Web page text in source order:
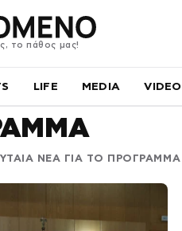
το πάθος μας!
LIFE MEDIA VIDEO
ΝΕΑ ΓΙΑ ΤΟ ΠΡΟΓΡΑΜΜΑ